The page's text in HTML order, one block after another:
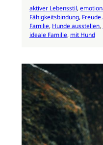
aktiver Lebensstil,
Fähigkeitsbindung,
Familie, Hunde ausstellen,
ideale Familie, mit Hund